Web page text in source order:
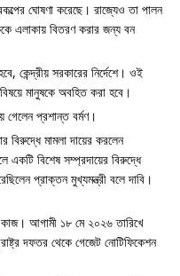
ঘোষণা করেছে। রাজ্যেও তা পালন
এলাকায় বিতরণ করার জন্য বন
কেন্দ্রীয় সরকারের নির্দেশে। ওই
মানুষকে অবহিত করা হবে।
গেলেন প্রশান্ত বর্মণ।
বিরুদ্ধে মামলা দায়ের করলেন
একটি বিশেষ সম্প্রদায়ের বিরুদ্ধে
প্রাক্তন মুখ্যমন্ত্রী বলে দাবি।
কাজ। আগামী ১৮ মে ২০২৬ তারিখে
দফতর থেকে গেজেট নোটিফিকেশন